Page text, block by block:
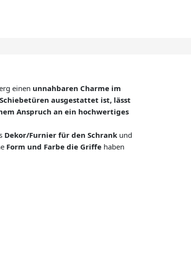
einen unnahbaren Charme im
ausgestattet ist, lässt
Anspruch an ein hochwertiges
Dekor/Furnier für den Schrank und
Form und Farbe die Griffe haben